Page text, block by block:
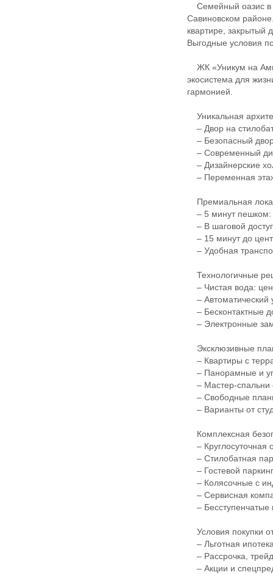
Семейный оазис в
Савиновском
квартире, закрытый
Выгодные условия
ЖК «Уникум на
экосистема для
гармонией.
Уникальная
– Двор на
– Безопасный
– Современный
– Дизайнерские
– Переменная
Премиальная
– 5 минут пешком:
– В шаговой
– 15 минут до
– Удобная
Технологичные
– Чистая вода:
– Автоматический
– Бесконтактные
– Электронные
Эксклюзивные
– Квартиры с
– Панорамные и
– Мастер-спальни
– Свободные
– Варианты от
Комплексная
– Круглосуточная
– Стилобатная
– Гостевой
– Колясочные с
– Сервисная
– Бесступенчатые
Условия покупки
– Льготная
– Рассрочка,
– Акции и